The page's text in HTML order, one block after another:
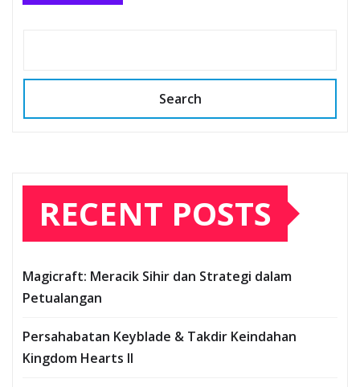
Search
RECENT POSTS
Magicraft: Meracik Sihir dan Strategi dalam
Petualangan
Persahabatan Keyblade & Takdir Keindahan
Kingdom Hearts II